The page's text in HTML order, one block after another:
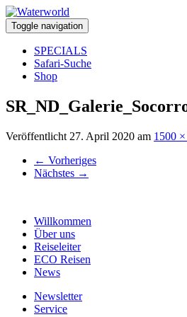
Toggle navigation
SPECIALS
Safari-Suche
Shop
Veröffentlicht 27. April 2020 am 1500
← Vorheriges
Nächstes →
Willkommen
Über uns
Reiseleiter
ECO Reisen
News
Newsletter
Service